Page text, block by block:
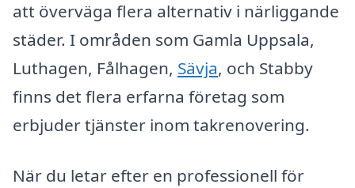
att överväga flera alternativ i närliggande
städer. I områden som Gamla Uppsala,
Luthagen, Fålhagen, Sävja, och Stabby
finns det flera erfarna företag som
erbjuder tjänster inom takrenovering.
När du letar efter en professionell för